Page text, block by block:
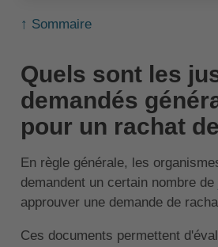
↑ Sommaire
Quels sont les
demandés
pour un rachat
En règle générale, les
demandent un certain nombre de
approuver une demande de
Ces documents permettent